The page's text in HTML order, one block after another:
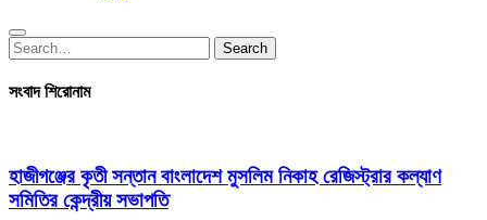
Search
for:
Search
সংবাদ শিরোনাম
হাজীগঞ্জের কৃতী সন্তান বাংলাদেশ মুসলিম নিকাহ রেজিস্ট্রার কল্যাণ
সমিতির কেন্দ্রীয় সভাপতি